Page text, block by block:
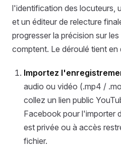
l'identification des locuteurs,
et un éditeur de relecture
progresser la précision sur
comptent. Le déroulé tient en
Importez
audio ou vidéo (.mp4 /
collez un lien public
Facebook pour l'importer
est privée ou à accès
fichier.